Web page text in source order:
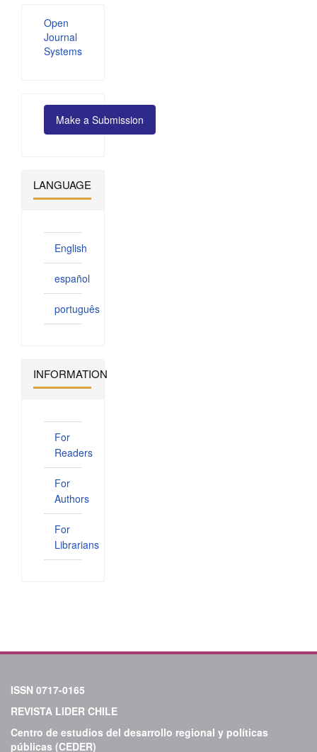
Developed
By
Open
Journal
Systems
Make
a Make a Submission
LANGUAGE
English
español
português
INFORMATION
For
Readers
For
Authors
For
Librarians
ISSN 0717-0165
REVISTA LIDER CHILE
Centro de estudios del desarrollo regional y políticas
públicas (CEDER)